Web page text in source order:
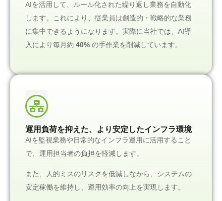
AIを活用して、ルール化された繰り返し業務を自動化
します。これにより、従業員は創造的・戦略的な業務
に集中できるようになります。実際に当社では、AI導
入により毎月約 40% の手作業を削減しています。
運用負荷を抑えた、より安定したインフラ環境
AIを監視業務や日常的なインフラ運用に活用すること
で、運用担当者の負担を軽減します。
また、人的ミスのリスクを低減しながら、システムの
安定稼働を維持し、運用効率の向上を実現します。